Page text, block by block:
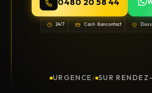
24/7 Cash · Bancontact
URGENCE / SUR